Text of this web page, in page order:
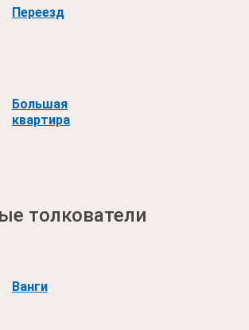
Переезд
Большая
квартира
толкователи
Ванги